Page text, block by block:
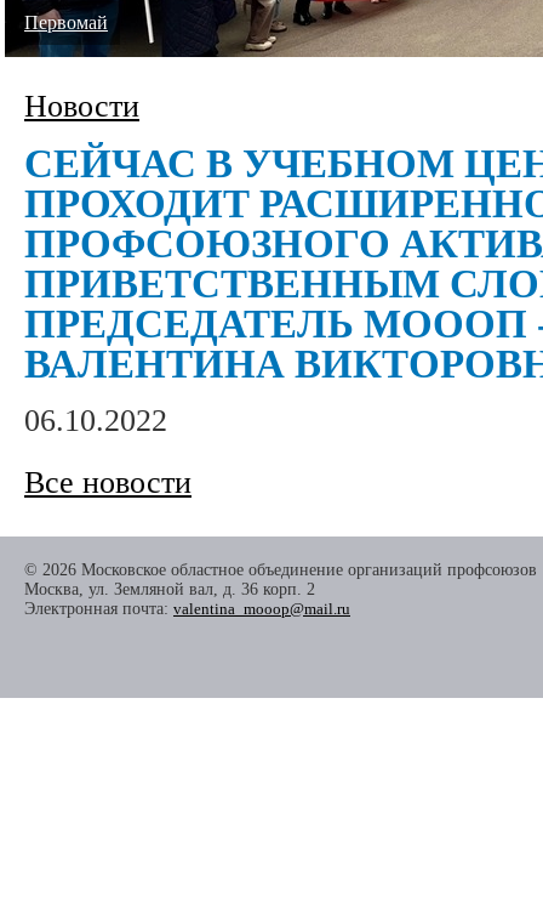
Первомай
Новости
СЕЙЧАС В УЧЕБНОМ
ПРОХОДИТ
ПРОФСОЮЗНОГО
ПРИВЕТСТВЕННЫМ
ПРЕДСЕДАТЕЛЬ МОООП
ВАЛЕНТИНА
06.10.2022
Все новости
© 2026 Московское областное объединение организаций профсоюзов
Москва, ул. Земляной вал, д. 36 корп. 2
Электронная почта: valentina_mooop@mail.ru